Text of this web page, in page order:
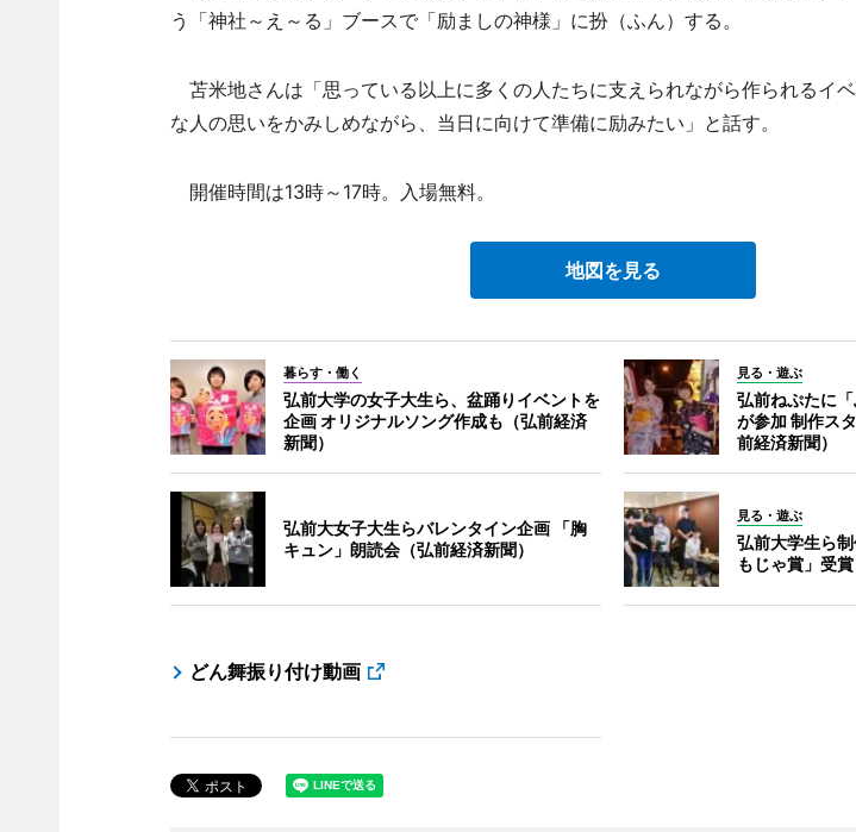
う「神社～え～る」ブースで「励ましの神様」に扮（ふん）する。
苫米地さんは「思っている以上に多くの人たちに支えられながら作られるイ
な人の思いをかみしめながら、当日に向けて準備に励みたい」と話す。
開催時間は13時～17時。入場無料。
地図を見る
暮らす・働く
弘前大学の女子大生ら、盆踊りイベントを
企画 オリジナルソング作成も（弘前経済
新聞）
見る・遊ぶ
弘前ねぷたに
が参加 制作ス
前経済新聞）
弘前大女子大生らバレンタイン企画 「胸
キュン」朗読会（弘前経済新聞）
見る・遊ぶ
弘前大学生ら
もじゃ賞」受
どん舞振り付け動画